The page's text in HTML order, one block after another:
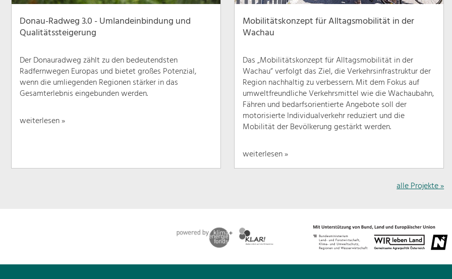
Donau-Radweg 3.0 - Umlandeinbindung und
Qualitätssteigerung
Der Donauradweg zählt zu den bedeutendsten
Radfernwegen Europas und bietet großes Potenzial,
wenn die umliegenden Regionen stärker in das
Gesamterlebnis eingebunden werden.
weiterlesen »
Mobilitätskonzept für Alltagsmobilität in der
Wachau
Das „Mobilitätskonzept für Alltagsmobilität in der
Wachau“ verfolgt das Ziel, die Verkehrsinfrastruktur der
Region nachhaltig zu verbessern. Mit dem Fokus auf
umweltfreundliche Verkehrsmittel wie die Wachaubahn,
Fähren und bedarfsorientierte Angebote soll der
motorisierte Individualverkehr reduziert und die
Mobilität der Bevölkerung gestärkt werden.
weiterlesen »
alle Projekte »